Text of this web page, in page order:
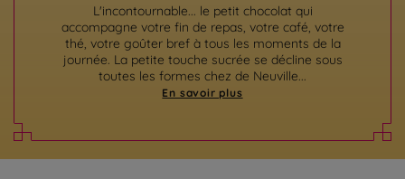
L'incontournable... le petit chocolat qui
accompagne votre fin de repas, votre café, votre
thé, votre goûter bref à tous les moments de la
journée. La petite touche sucrée se décline sous
toutes les formes chez de Neuville...
En savoir plus